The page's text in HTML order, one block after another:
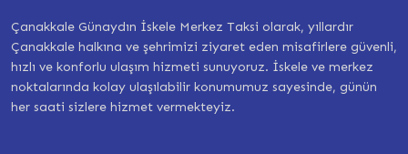
Çanakkale Günaydın İskele Merkez Taksi olarak, yıllardır
Çanakkale halkına ve şehrimizi ziyaret eden misafirlere güvenli,
hızlı ve konforlu ulaşım hizmeti sunuyoruz. İskele ve merkez
noktalarında kolay ulaşılabilir konumumuz sayesinde, günün
her saati sizlere hizmet vermekteyiz.